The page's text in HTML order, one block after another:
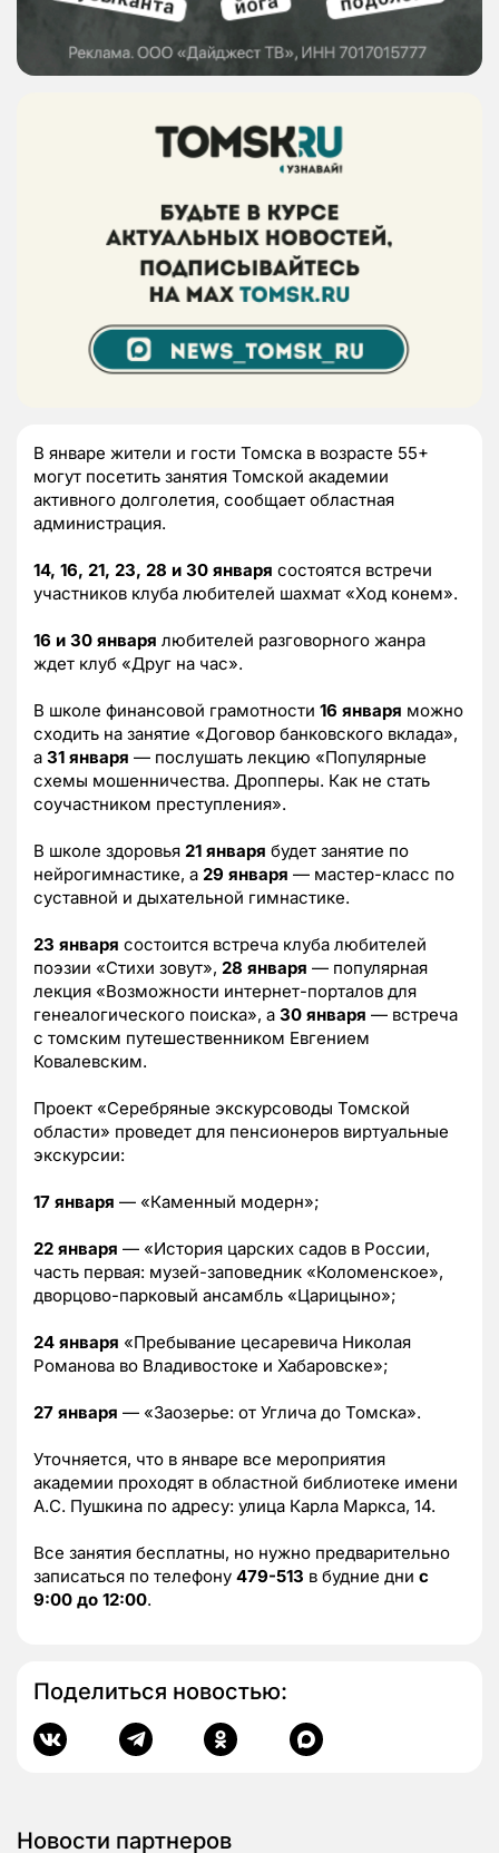
В январе жители и гости Томска в возрасте 55+
могут посетить занятия Томской академии
активного долголетия, сообщает областная
администрация.
14, 16, 21, 23, 28 и 30 января состоятся встречи
участников клуба любителей шахмат «Ход конем».
16 и 30 января любителей разговорного жанра
ждет клуб «Друг на час».
В школе финансовой грамотности 16 января можно
сходить на занятие «Договор банковского вклада»,
а 31 января — послушать лекцию «Популярные
схемы мошенничества. Дропперы. Как не стать
соучастником преступления».
В школе здоровья 21 января будет занятие по
нейрогимнастике, а 29 января — мастер-класс по
суставной и дыхательной гимнастике.
23 января состоится встреча клуба любителей
поэзии «Стихи зовут», 28 января — популярная
лекция «Возможности интернет-порталов для
генеалогического поиска», а 30 января — встреча
с томским путешественником Евгением
Ковалевским.
Проект «Серебряные экскурсоводы Томской
области» проведет для пенсионеров виртуальные
экскурсии:
17 января — «Каменный модерн»;
22 января — «История царских садов в России,
часть первая: музей-заповедник «Коломенское»,
дворцово-парковый ансамбль «Царицыно»;
24 января «Пребывание цесаревича Николая
Романова во Владивостоке и Хабаровске»;
27 января — «Заозерье: от Углича до Томска».
Уточняется, что в январе все мероприятия
академии проходят в областной библиотеке имени
А.С. Пушкина по адресу: улица Карла Маркса, 14.
Все занятия бесплатны, но нужно предварительно
записаться по телефону 479-513 в будние дни с
9:00 до 12:00.
Поделиться новостью:
Новости партнеров